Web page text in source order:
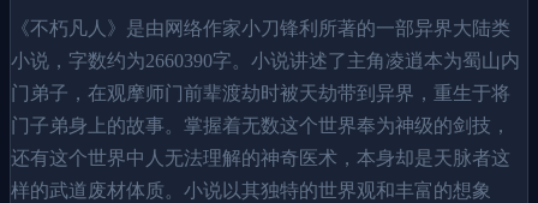
《不朽凡人》是由网络作家小刀锋利所著的一部异界大陆类
小说，字数约为2660390字。小说讲述了主角凌逍本为蜀山内
门弟子，在观摩师门前辈渡劫时被天劫带到异界，重生于将
门子弟身上的故事。掌握着无数这个世界奉为神级的剑技，
还有这个世界中人无法理解的神奇医术，本身却是天脉者这
样的武道废材体质。小说以其独特的世界观和丰富的想象